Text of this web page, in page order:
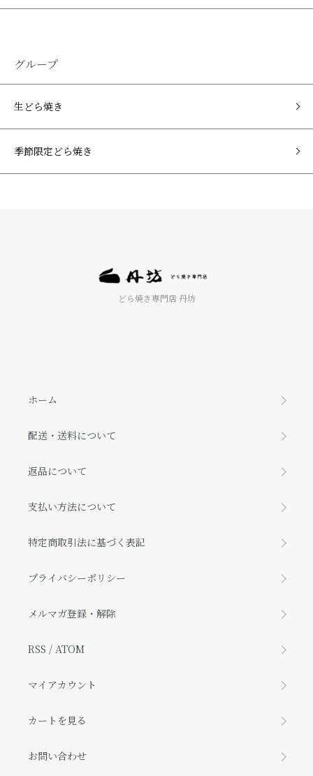
グループ
生どら焼き
季節限定どら焼き
どら焼き専門店 丹坊
ホーム
配送・送料について
返品について
支払い方法について
特定商取引法に基づく表記
プライバシーポリシー
メルマガ登録・解除
RSS / ATOM
マイアカウント
カートを見る
お問い合わせ